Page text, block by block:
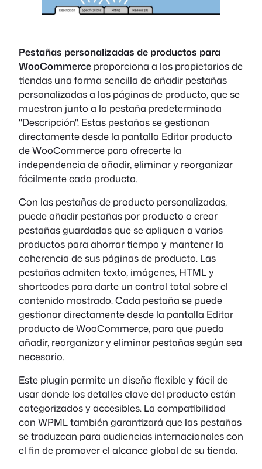
Pestañas personalizadas de productos para
WooCommerce proporciona a los propietarios de
tiendas una forma sencilla de añadir pestañas
personalizadas a las páginas de producto, que se
muestran junto a la pestaña predeterminada
"Descripción". Estas pestañas se gestionan
directamente desde la pantalla Editar producto
de WooCommerce para ofrecerte la
independencia de añadir, eliminar y reorganizar
fácilmente cada producto.
Con las pestañas de producto personalizadas,
puede añadir pestañas por producto o crear
pestañas guardadas que se apliquen a varios
productos para ahorrar tiempo y mantener la
coherencia de sus páginas de producto. Las
pestañas admiten texto, imágenes, HTML y
shortcodes para darte un control total sobre el
contenido mostrado. Cada pestaña se puede
gestionar directamente desde la pantalla Editar
producto de WooCommerce, para que pueda
añadir, reorganizar y eliminar pestañas según sea
necesario.
Este plugin permite un diseño flexible y fácil de
usar donde los detalles clave del producto están
categorizados y accesibles. La compatibilidad
con WPML también garantizará que las pestañas
se traduzcan para audiencias internacionales con
el fin de promover el alcance global de su tienda.